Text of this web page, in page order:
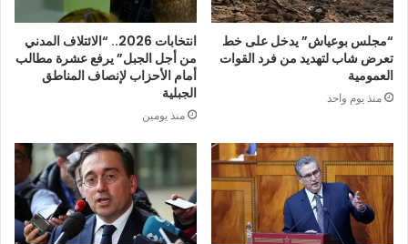
“مجلس بوعياش” يدخل على خط
تعرض شاب لتهديد من فرد القوات
العمومية
منذ يوم واحد
انتخابات 2026.. “الائتلاف المدني
من أجل الجبل” يرفع عشرة مطالب
أمام الأحزاب لإنصاف المناطق
الجبلية
منذ يومين